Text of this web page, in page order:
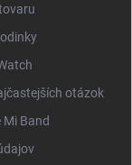
otázok
Band